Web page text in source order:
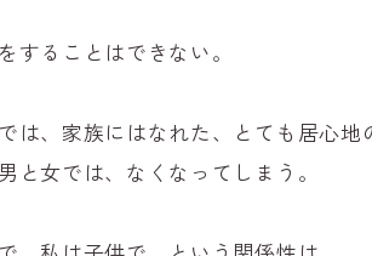
することはできない。
は、家族にはなれた、とても居心
と女では、なくなってしまう。